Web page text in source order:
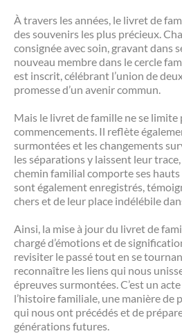
À travers les années, le livret de
des souvenirs les plus précieux.
consignée avec soin, gravant dans
nouveau membre dans le cercle
est inscrit, célébrant l’union de
promesse d’un avenir commun.
Mais le livret de famille ne se limite
commencements. Il reflète
surmontées et les changements
les séparations y laissent leur
chemin familial comporte ses hauts
sont également enregistrés,
chers et de leur place indélébile
Ainsi, la mise à jour du livret de
chargé d’émotions et de
revisiter le passé tout en se
reconnaître les liens qui nous
épreuves surmontées. C’est un
l’histoire familiale, une manière de
qui nous ont précédés et de
générations futures.